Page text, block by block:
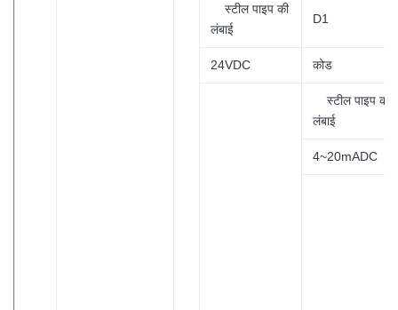
स्टील पाइप की
लंबाई
D1
24VDC कोड
स्टील पाइप की
लंबाई
4~20mADC